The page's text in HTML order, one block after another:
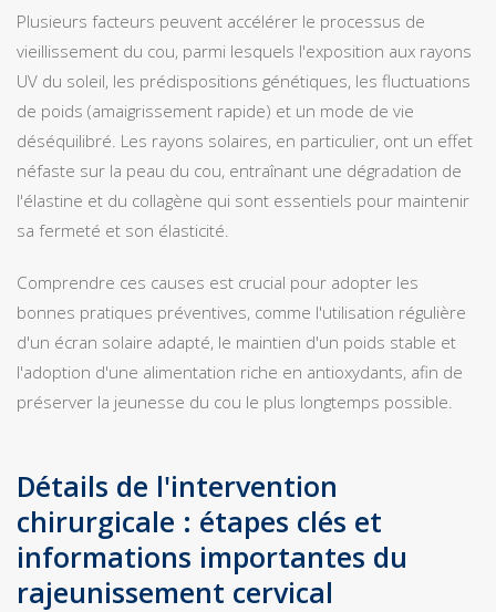
Plusieurs facteurs peuvent accélérer le processus de
vieillissement du cou, parmi lesquels l'exposition aux rayons
UV du soleil, les prédispositions génétiques, les fluctuations
de poids (amaigrissement rapide) et un mode de vie
déséquilibré. Les rayons solaires, en particulier, ont un effet
néfaste sur la peau du cou, entraînant une dégradation de
l'élastine et du collagène qui sont essentiels pour maintenir
sa fermeté et son élasticité.
Comprendre ces causes est crucial pour adopter les
bonnes pratiques préventives, comme l'utilisation régulière
d'un écran solaire adapté, le maintien d'un poids stable et
l'adoption d'une alimentation riche en antioxydants, afin de
préserver la jeunesse du cou le plus longtemps possible.
Détails de l'intervention
chirurgicale : étapes clés et
informations importantes du
rajeunissement cervical